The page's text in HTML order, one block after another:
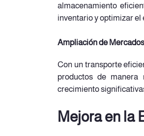
almacenamiento
inventario y optimizar el
Ampliación de Mercados
Con un transporte
productos de
crecimiento
Mejora en la